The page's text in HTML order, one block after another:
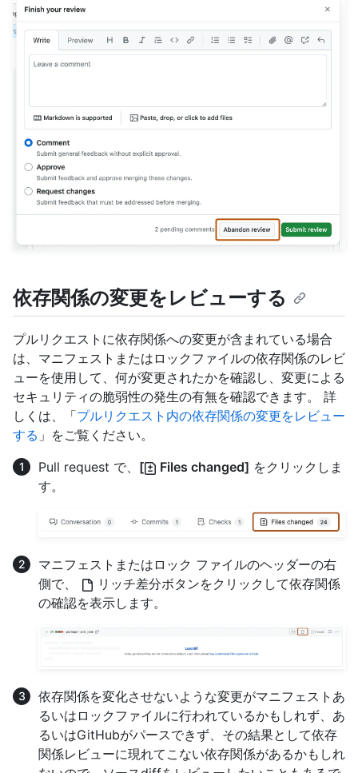
依存関係の変更をレビューする
プルリクエストに依存関係への変更が含まれている場合
は、マニフェストまたはロックファイルの依存関係のレビ
ューを使用して、何が変更されたかを確認し、変更による
セキュリティの脆弱性の発生の有無を確認できます。 詳
しくは、「プルリクエスト内の依存関係の変更をレビュー
する 」をご覧ください。
Pull request で、 [ Files changed] をクリックしま
す。
マニフェストまたはロック ファイルのヘッダーの右
側で、
リッチ差分ボタンをクリックして依存関係
の確認を表示します。
依存関係を変化させないような変更がマニフェストあ
るいはロックファイルに行われているかもしれず、あ
るいはGitHubがパースできず、その結果として依存
関係レビューに現れてこない依存関係があるかもしれ